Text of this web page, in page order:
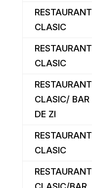
RESTAURANT
CLASIC
RESTAURANT
CLASIC
RESTAURANT
CLASIC/ BAR
DE ZI
RESTAURANT
CLASIC
RESTAURANT